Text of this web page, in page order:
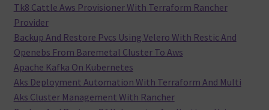
Tk8 Cattle Aws Provisioner With Terraform Rancher
Provider
Backup And Restore Pvcs Using Velero With Restic And
Openebs From Baremetal Cluster To Aws
Apache Kafka On Kubernetes
Aks Deployment Automation With Terraform And Multi
Aks Cluster Management With Rancher